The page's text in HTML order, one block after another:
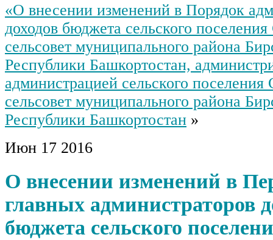
«О внесении изменений в Порядок
доходов бюджета сельского
сельсовет муниципального района
Республики Башкортостан,
администрацией сельского поселения
сельсовет муниципального района
Республики Башкортостан »
Июн 17 2016
О внесении изменений в
главных администраторов
бюджета сельского